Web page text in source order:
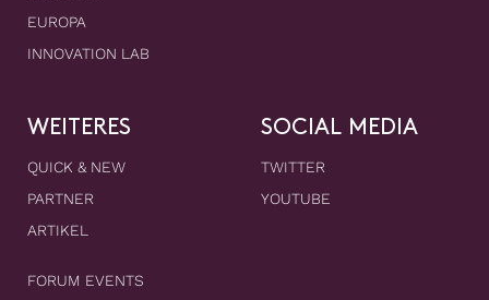
EUROPA
INNOVATION LAB
WEITERES
QUICK & NEW
PARTNER
ARTIKEL
FORUM EVENTS
SOCIAL MEDIA
TWITTER
YOUTUBE